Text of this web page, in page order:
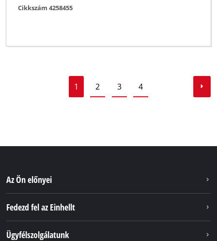
Cikkszám 4258455
1 2 3 4
Az Ön előnyei
Fedezd fel az Einhellt
Ügyfélszolgálatunk